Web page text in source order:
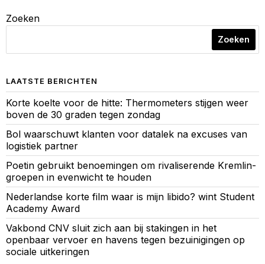
Zoeken
Zoeken
LAATSTE BERICHTEN
Korte koelte voor de hitte: Thermometers stijgen weer
boven de 30 graden tegen zondag
Bol waarschuwt klanten voor datalek na excuses van
logistiek partner
Poetin gebruikt benoemingen om rivaliserende Kremlin-
groepen in evenwicht te houden
Nederlandse korte film waar is mijn libido? wint Student
Academy Award
Vakbond CNV sluit zich aan bij stakingen in het
openbaar vervoer en havens tegen bezuinigingen op
sociale uitkeringen